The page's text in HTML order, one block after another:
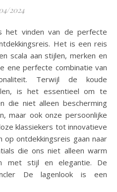
2024
Het is een reis
scala aan stijlen, merken en
ene perfecte combinatie van
Terwijl de koude
is het essentieel om te
die niet alleen bescherming
maar ook onze persoonlijke
klassiekers tot innovatieve
ontdekkingsreis gaan naar
die ons niet alleen warm
met stijl en elegantie. De
De lagenlook is een